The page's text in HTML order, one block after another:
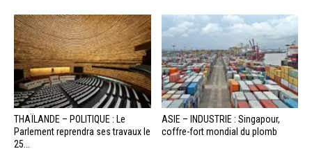
THAÏLANDE – POLITIQUE : Le
Parlement reprendra ses travaux le
25...
ASIE – INDUSTRIE : Singapour,
coffre-fort mondial du plomb